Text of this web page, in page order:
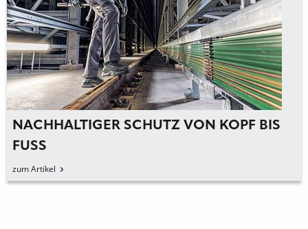
NACHHALTIGER SCHUTZ VON KOPF BIS
FUSS
zum Artikel